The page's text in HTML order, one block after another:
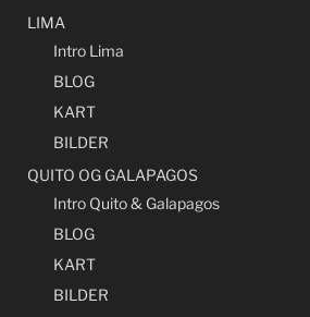
LIMA
Intro Lima
BLOG
KART
BILDER
QUITO OG GALAPAGOS
Intro Quito & Galapagos
BLOG
KART
BILDER